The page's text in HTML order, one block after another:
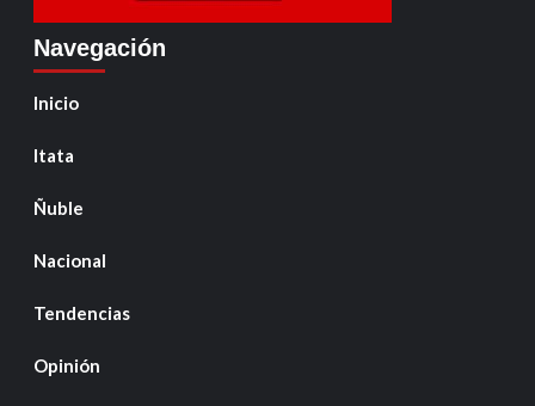
Navegación
Inicio
Itata
Ñuble
Nacional
Tendencias
Opinión